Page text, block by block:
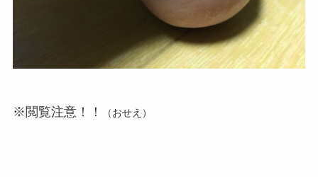
※閲覧注意！！ （おせえ）